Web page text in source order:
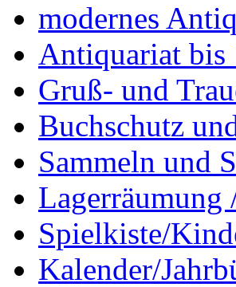
modernes
Antiquariat bis
Gruß- und
Buchschutz
Sammeln und
Spielkiste/
Kalender/